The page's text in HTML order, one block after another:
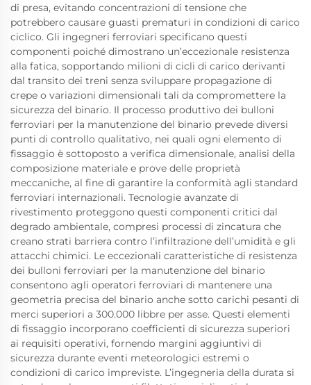
di presa, evitando concentrazioni di tensione che
potrebbero causare guasti prematuri in condizioni di carico
ciclico. Gli ingegneri ferroviari specificano questi
componenti poiché dimostrano un’eccezionale resistenza
alla fatica, sopportando milioni di cicli di carico derivanti
dal transito dei treni senza sviluppare propagazione di
crepe o variazioni dimensionali tali da compromettere la
sicurezza del binario. Il processo produttivo dei bulloni
ferroviari per la manutenzione del binario prevede diversi
punti di controllo qualitativo, nei quali ogni elemento di
fissaggio è sottoposto a verifica dimensionale, analisi della
composizione materiale e prove delle proprietà
meccaniche, al fine di garantire la conformità agli standard
ferroviari internazionali. Tecnologie avanzate di
rivestimento proteggono questi componenti critici dal
degrado ambientale, compresi processi di zincatura che
creano strati barriera contro l’infiltrazione dell’umidità e gli
attacchi chimici. Le eccezionali caratteristiche di resistenza
dei bulloni ferroviari per la manutenzione del binario
consentono agli operatori ferroviari di mantenere una
geometria precisa del binario anche sotto carichi pesanti di
merci superiori a 300.000 libbre per asse. Questi elementi
di fissaggio incorporano coefficienti di sicurezza superiori
ai requisiti operativi, fornendo margini aggiuntivi di
sicurezza durante eventi meteorologici estremi o
condizioni di carico impreviste. L’ingegneria della durata si